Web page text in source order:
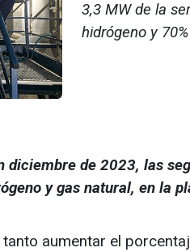
3,3 MW de la
hidrógeno y
diciembre de 2023, las
y gas natural, en la
aumentar el